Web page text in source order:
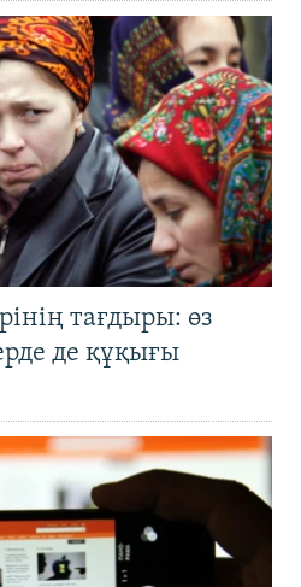
тағдыры: өз
де құқығы